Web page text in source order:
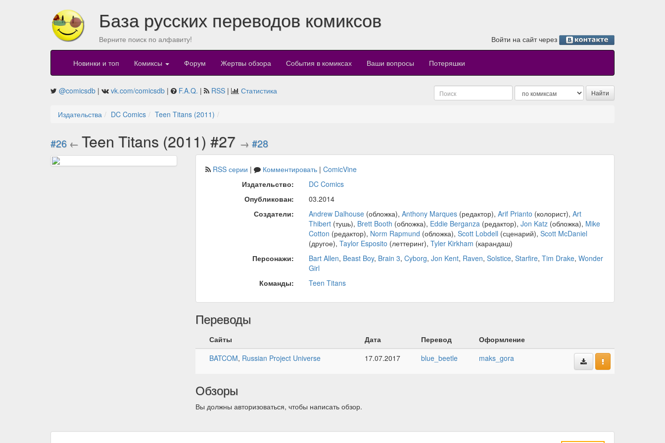
База русских переводов комиксов
Верните поиск по алфавиту! Войти на сайт через
Новинки и топ Комиксы Форум Жертвы обзора События в комиксах Ваши вопросы Потеряшки
@comicsdb | vk.com/comicsdb | F.A.Q. | RSS | Статистика
Издательства DC Comics Teen Titans (2011)
#26 ← Teen Titans (2011) #27 → #28
RSS серии | Комментировать| ComicVine
Издательство:
DC Comics
Опубликован:
03.2014
Создатели:
Andrew Dalhouse(обложка), Anthony Marques(редактор), Arif Prianto (колорист), Art
Thibert(тушь), Brett Booth (обложка), Eddie Berganza(редактор), Jon Katz(обложка), Mike
Cotton (редактор), Norm Rapmund (обложка), Scott Lobdell (сценарий), Scott McDaniel
(другое), Taylor Esposito (леттеринг), Tyler Kirkham (карандаш)
Персонажи:
Bart Allen, Beast Boy, Brain 3, Cyborg, Jon Kent, Raven, Solstice, Starfire, Tim Drake, Wonder
Girl
Команды:
Teen Titans
Переводы
Сайты Дата Перевод
Оформление
BATCOM, Russian Project Universe 17.07.2017 blue_beetle maks_gora
Обзоры
Вы должны авторизоваться, чтобы написать обзор.